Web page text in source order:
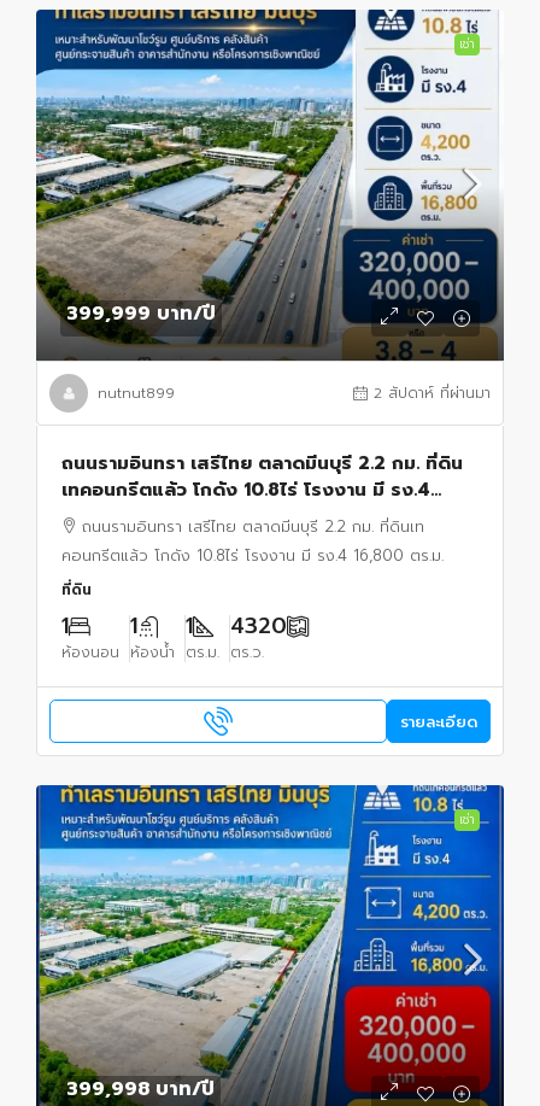
เช่า
399,999 บาท/ปี
nutnut899 2 สัปดาห์ ที่ผ่านมา
ถนนรามอินทรา เสรีไทย ตลาดมีนบุรี 2.2 กม. ที่ดิน
เทคอนกรีตแล้ว โกดัง 10.8ไร่ โรงงาน มี รง.4
16,800 ตร.ม.
ถนนรามอินทรา เสรีไทย ตลาดมีนบุรี 2.2 กม. ที่ดินเท
คอนกรีตแล้ว โกดัง 10.8ไร่ โรงงาน มี รง.4 16,800 ตร.ม.
ที่ดิน
1
ห้องนอน
1
ห้องน้ำ
1
ตร.ม.
4320
ตร.ว.
รายละเอียด
เช่า
399,998 บาท/ปี